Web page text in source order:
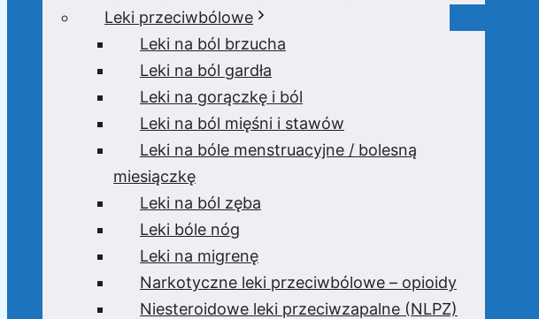
Leki przeciwbólowe
Leki na ból brzucha
Leki na ból gardła
Leki na gorączkę i ból
Leki na ból mięśni i stawów
Leki na bóle menstruacyjne / bolesną
miesiączkę
Leki na ból zęba
Leki bóle nóg
Leki na migrenę
Narkotyczne leki przeciwbólowe – opioidy
Niesteroidowe leki przeciwzapalne (NLPZ)